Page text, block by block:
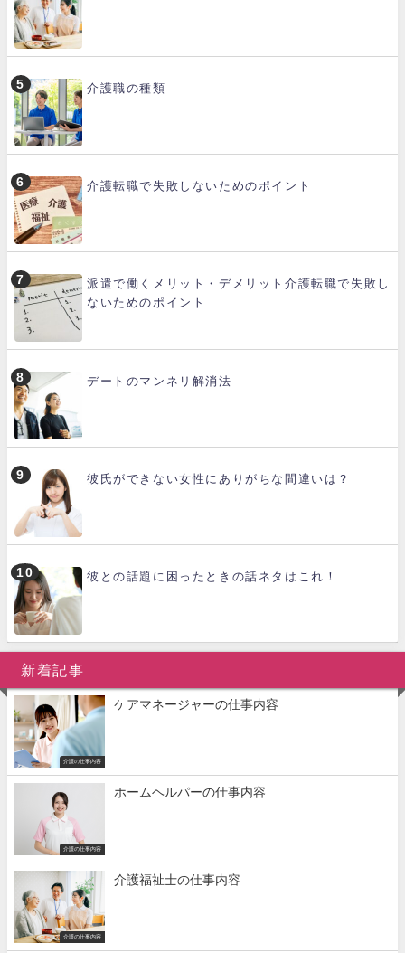
介護職の種類
介護転職で失敗しないためのポイント
派遣で働くメリット・デメリット介護転職で失敗し
ないためのポイント
デートのマンネリ解消法
彼氏ができない女性にありがちな間違いは？
彼との話題に困ったときの話ネタはこれ！
新着記事
介護の仕事内容
ケアマネージャーの仕事内容
介護の仕事内容
ホームヘルパーの仕事内容
介護の仕事内容
介護福祉士の仕事内容